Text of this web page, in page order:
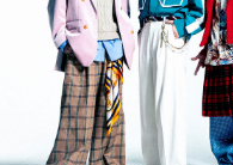
LINE
YouTube
BLOG
Facebook